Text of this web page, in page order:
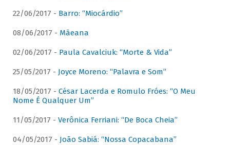
22/06/2017 - Barro: “Miocárdio”
08/06/2017 - Mãeana
02/06/2017 - Paula Cavalciuk: “Morte & Vida”
25/05/2017 - Joyce Moreno: “Palavra e Som”
18/05/2017 - César Lacerda e Romulo Fróes: “O Meu
Nome É Qualquer Um”
11/05/2017 - Verônica Ferriani: “De Boca Cheia”
04/05/2017 - João Sabiá: “Nossa Copacabana”